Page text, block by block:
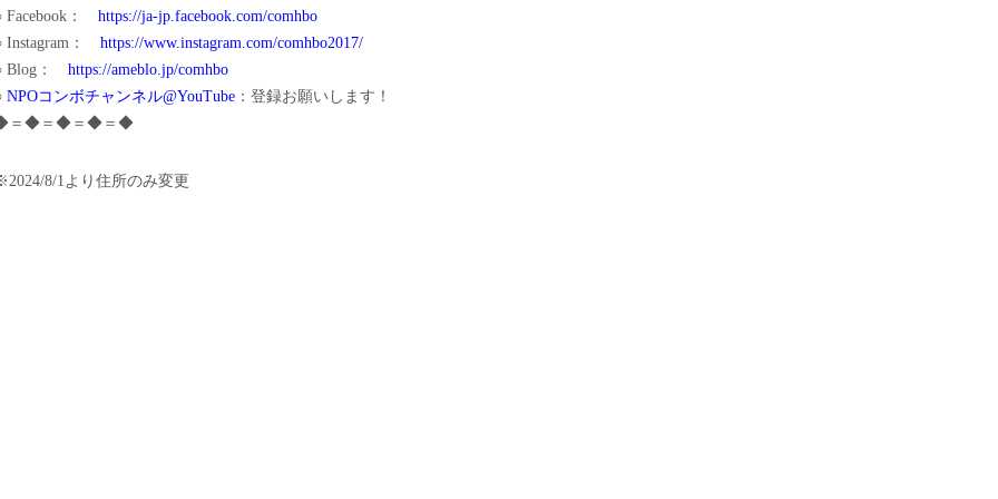
Facebook： https://ja-jp.facebook.com/comhbo
Instagram： https://www.instagram.com/comhbo2017/
Blog： https://ameblo.jp/comhbo
NPOコンボチャンネル@YouTube：登録お願いします！
＝◆＝◆＝◆＝◆
8/1より住所のみ変更